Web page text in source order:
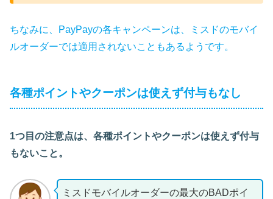
ちなみに、PayPayの各キャンペーンは、ミスドのモバイ
ルオーダーでは適用されないこともあるようです。
各種ポイントやクーポンは使えず付与もなし
1つ目の注意点は、各種ポイントやクーポンは使えず付与
もないこと。
ミスドモバイルオーダーの最大のBADポイ